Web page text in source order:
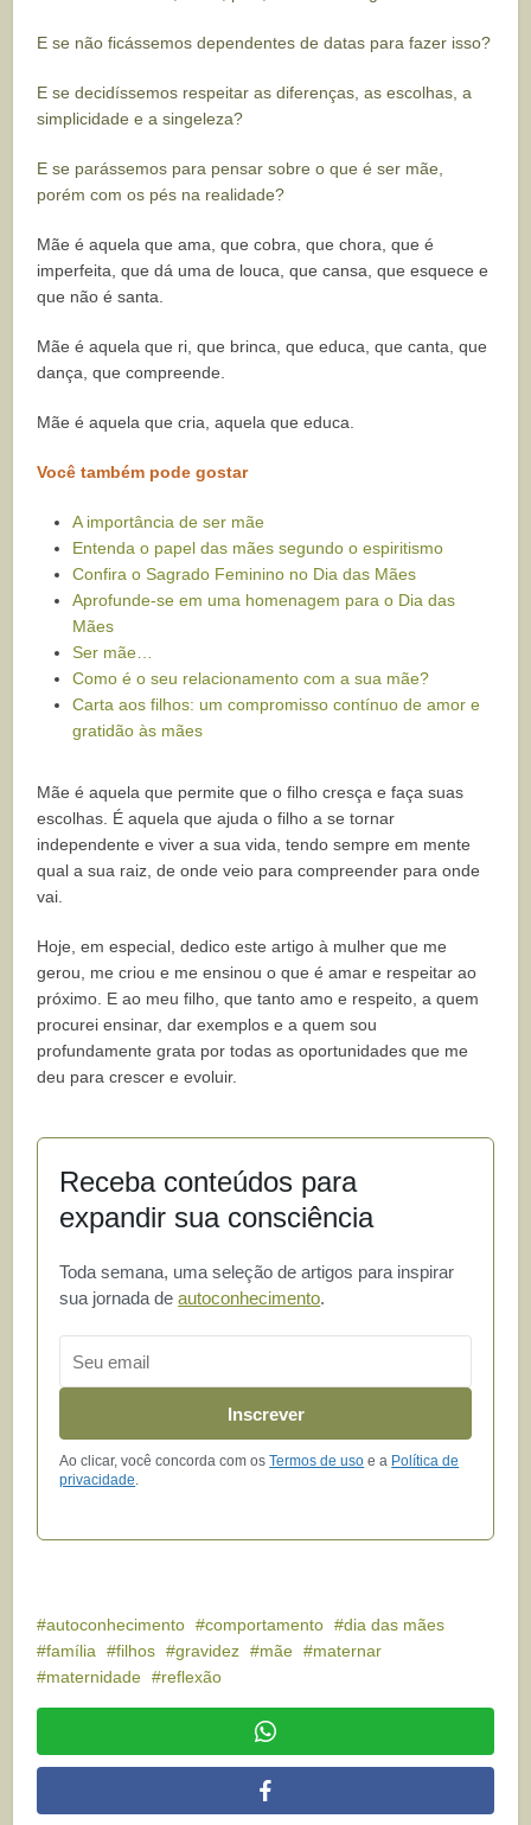
E se não ficássemos dependentes de datas para fazer isso?
E se decidíssemos respeitar as diferenças, as escolhas, a
simplicidade e a singeleza?
E se parássemos para pensar sobre o que é ser mãe,
porém com os pés na realidade?
Mãe é aquela que ama, que cobra, que chora, que é
imperfeita, que dá uma de louca, que cansa, que esquece e
que não é santa.
Mãe é aquela que ri, que brinca, que educa, que canta, que
dança, que compreende.
Mãe é aquela que cria, aquela que educa.
Você também pode gostar
A importância de ser mãe
Entenda o papel das mães segundo o espiritismo
Confira o Sagrado Feminino no Dia das Mães
Aprofunde-se em uma homenagem para o Dia das
Mães
Ser mãe…
Como é o seu relacionamento com a sua mãe?
Carta aos filhos: um compromisso contínuo de amor e
gratidão às mães
Mãe é aquela que permite que o filho cresça e faça suas
escolhas. É aquela que ajuda o filho a se tornar
independente e viver a sua vida, tendo sempre em mente
qual a sua raiz, de onde veio para compreender para onde
vai.
Hoje, em especial, dedico este artigo à mulher que me
gerou, me criou e me ensinou o que é amar e respeitar ao
próximo. E ao meu filho, que tanto amo e respeito, a quem
procurei ensinar, dar exemplos e a quem sou
profundamente grata por todas as oportunidades que me
deu para crescer e evoluir.
Receba conteúdos para
expandir sua consciência
Toda semana, uma seleção de artigos para inspirar
sua jornada deautoconhecimento.
Inscrever
Ao clicar, você concorda com osTermos de uso e a Política de
privacidade.
autoconhecimento comportamento
dia das mães
família
filhos gravidez mãe
maternar
maternidade
reflexão